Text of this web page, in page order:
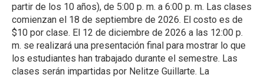
partir de los 10 años), de 5:00 p. m. a 6:00 p. m. Las clases
comienzan el 18 de septiembre de 2026. El costo es de
$10 por clase. El 12 de diciembre de 2026 a las 12:00 p.
m. se realizará una presentación final para mostrar lo que
los estudiantes han trabajado durante el semestre. Las
clases serán impartidas por Nelitze Guillarte. La